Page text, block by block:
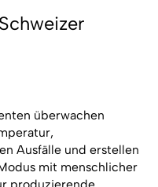
überwachen
Ausfälle und erstellen
mit menschlicher